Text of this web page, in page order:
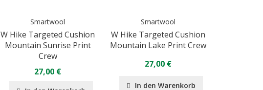
Smartwool
W Hike Targeted Cushion
Mountain Sunrise Print
Crew
27,00 €
Smartwool
W Hike Targeted Cushion
Mountain Lake Print Crew
27,00 €
In den Warenkorb